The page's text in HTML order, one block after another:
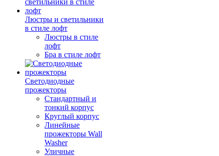
Люстры и светильники
в стиле лофт
Люстры в стиле
лофт
Бра в стиле лофт
Светодиодные
прожекторы
Стандартный и
тонкий корпус
Круглый корпус
Линейные
прожекторы Wall
Washer
Уличные